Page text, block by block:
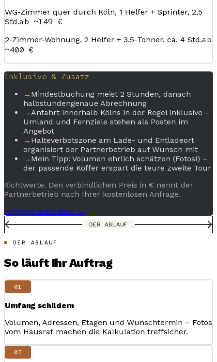
WG-Zimmer quer durch Köln, 1 Helfer + Sprinter, 2,5
Std.ab ~149 €
2-Zimmer-Wohnung, 2 Helfer + 3,5-Tonner, ca. 4 Std.ab
~400 €
Inklusive & Zusatz
→ Mindestbuchung meist 2 Stunden, danach
halbstundengenaue Abrechnung
→ Anfahrt innerhalb Kölns in der Regel inklusive –
Umland und Fernziele stehen als Posten im
Angebot
→ Halteverbotszone am Lade- und Entladeort
organisiert der Partnerbetrieb auf Wunsch mit
→ Mein Tipp: Volumen ehrlich schätzen (Fotos!) –
der passende Koffer erspart die teure zweite Tour
Richtwerte. Den verbindlichen Preis in € nennt der
Partnerbetrieb nach Ihrer kostenlosen Anfrage.
Angebot anfordern →
DER ABLAUF
DER ABLAUF
So läuft Ihr Auftrag
01
Umfang schildern
Volumen, Adressen, Etagen und Wunschtermin – Fotos
vom Hausrat machen die Kalkulation treffsicher.
02